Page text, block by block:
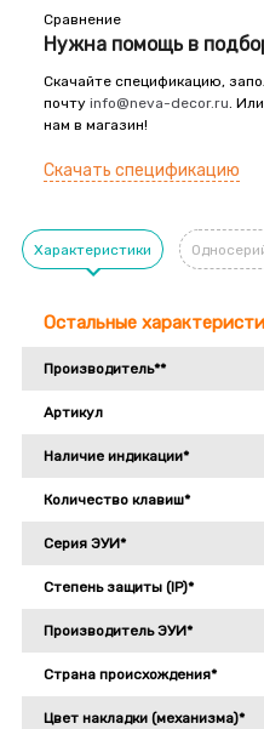
Сравнение
Нужна помощь в
Скачайте спецификацию,
почту info@neva-decor.ru .
нам в магазин!
Скачать спецификацию
Характеристики
Остальные
Производитель**
Артикул
Наличие индикации*
Количество клавиш*
Серия ЭУИ*
Степень защиты (IP)*
Производитель ЭУИ*
Страна происхождения*
Цвет накладки (механизма)*